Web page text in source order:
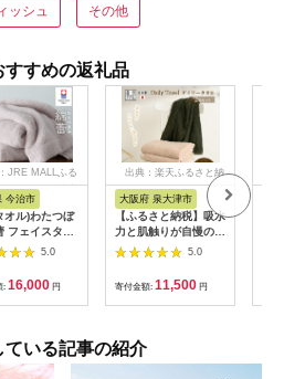
ッシュ その他
すすめの返礼品
JRE MALLふる
さと納税
今治市
オル)わたつぼ
フェイスタオ
ット アッシュ
】
】
5.0
: 16,000 円
出典：楽天ふるさと納
大阪府 泉大津市
【ふるさと納税】吸水
力と肌触りが自慢のデ
イリーユース大判バス
タオル 2枚セット（2
色選べる大判タオル）
| バスタオル タオル
大判 泉州タオル 吸水
タオルセット 単色タ
オル 2色セットタオル
5.0
寄付金額: 11,500 円
いる記事の紹介